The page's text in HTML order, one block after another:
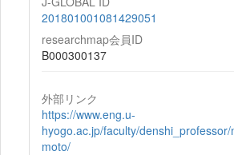
201801001081429051
researchmap会員ID
B000300137
外部リンク
https://www.eng.u-
hyogo.ac.jp/faculty/
moto/